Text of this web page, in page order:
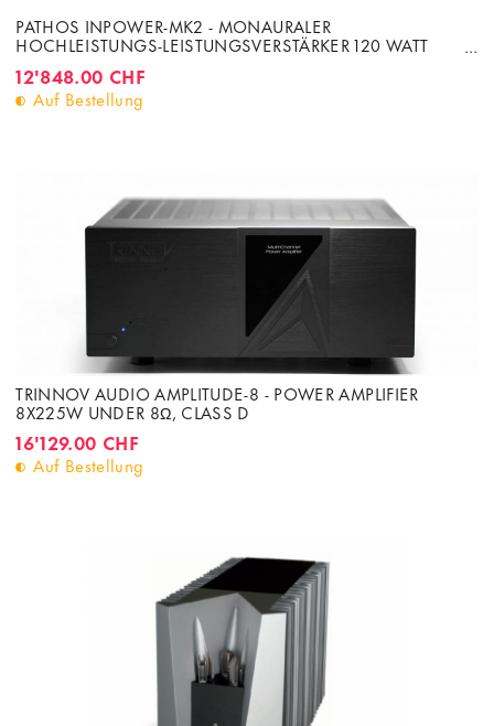
PATHOS INPOWER-MK2 - MONAURALER
HOCHLEISTUNGS-LEISTUNGSVERSTÄRKER 120 WATT
12'848.00 CHF
Auf Bestellung
TRINNOV AUDIO AMPLITUDE-8 - POWER AMPLIFIER
8X225W UNDER 8Ω, CLASS D
16'129.00 CHF
Auf Bestellung